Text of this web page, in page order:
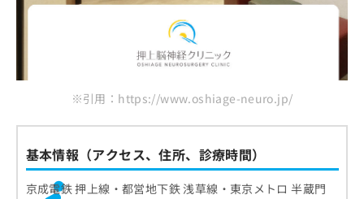
※引用：https://www.oshiage-neuro.jp/
基本情報（アクセス、住所、診療時間）
京成電鉄 押上線・都営地下鉄 浅草線・東京メトロ 半蔵門